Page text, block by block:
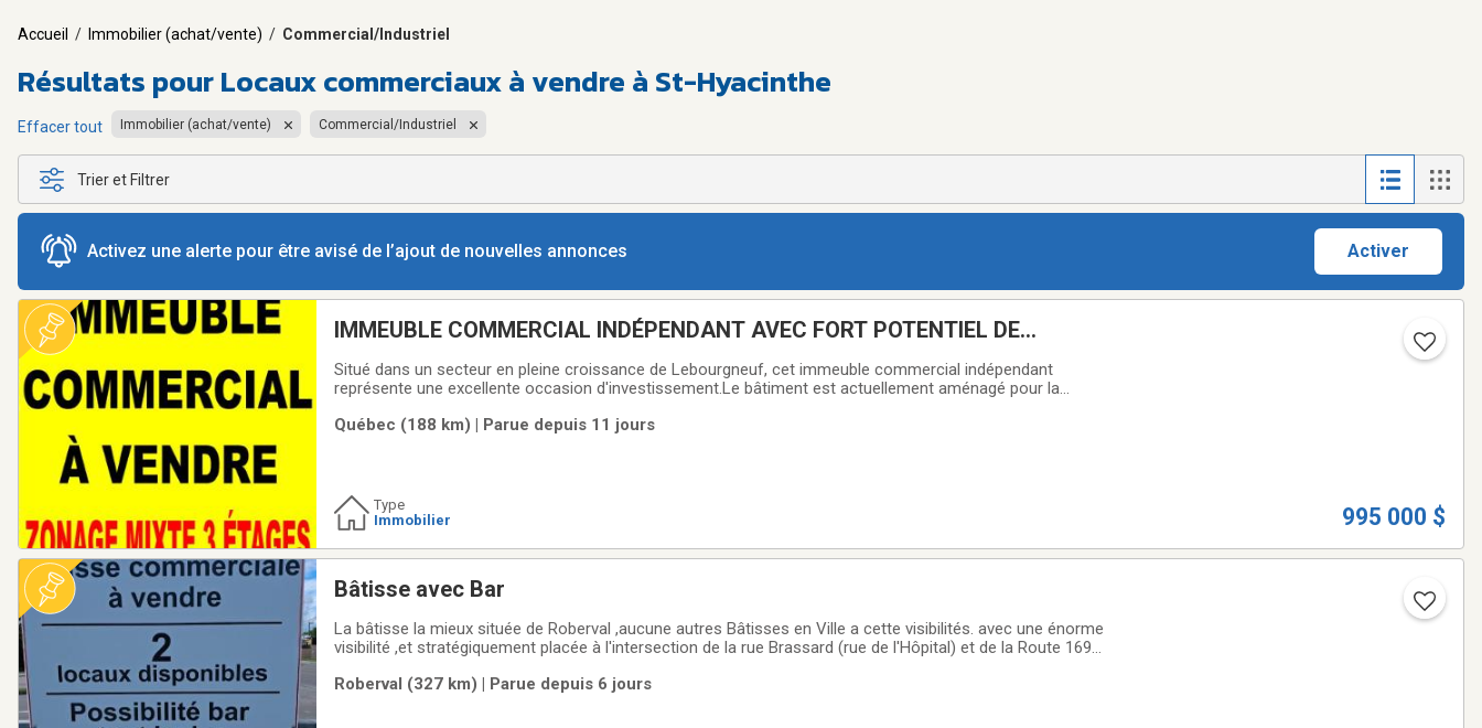
Accueil / Immobilier (achat/vente) / Commercial/Industriel
Résultats pourLocaux commerciaux à vendre à St-Hyacinthe
Effacer tout Immobilier (achat/vente) Commercial/Industriel
Trier et Filtrer
Activez une alerte pour être avisé de l’ajout de nouvelles annonces Activer
IMMEUBLE COMMERCIAL INDÉPENDANT AVEC FORT POTENTIEL DE
Situé dans un secteur en pleine croissance de Lebourgneuf, cet immeuble commercial indépendant
représente une excellente occasion d'investissement.Le bâtiment est actuellement aménagé pour la
également un excellent site de
Québec (188 km) | Parue depuis 11 jours
Type
Immobilier
995 000 $
Bâtisse avec Bar
La bâtisse la mieux située de Roberval ,aucune autres Bâtisses en Ville a cette visibilités. avec une énorme
visibilité ,et stratégiquement placée à l'intersection de la rue Brassard (rue de l'Hôpital) et de la Route 169
hôpital à moins de
Roberval (327 km) | Parue depuis 6 jours